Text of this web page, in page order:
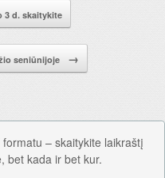
3 d. skaitykite
seniūnijoje →
– skaitykite laikraštį
bet kada ir bet kur.